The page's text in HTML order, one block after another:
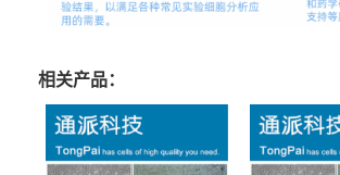
相关产品：